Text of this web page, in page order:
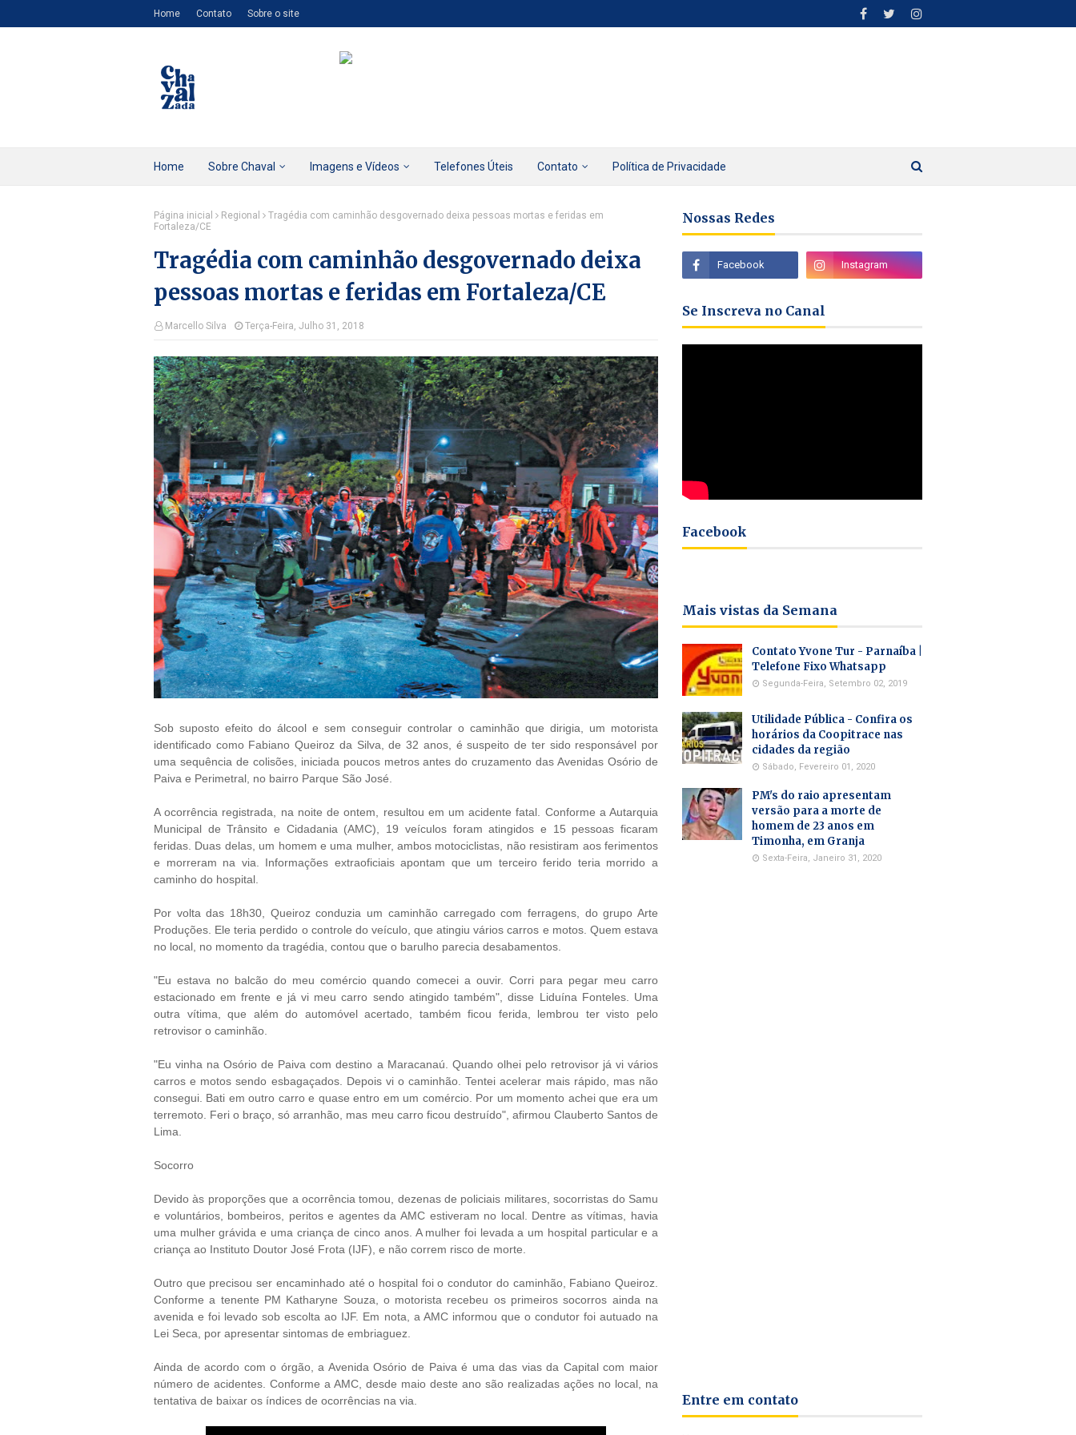
Home Contato Sobre o site
Home Sobre Chaval Imagens e Vídeos Telefones Úteis Contato Política de Privacidade
Página inicial Regional
Tragédia com caminhão desgovernado deixa pessoas mortas e feridas em
Fortaleza/CE
Tragédia com caminhão desgovernado deixa
pessoas mortas e feridas em Fortaleza/CE
Marcello Silva Terça-Feira, Julho 31, 2018
Sob suposto efeito do álcool e sem conseguir controlar o caminhão que dirigia, um motorista
identificado como Fabiano Queiroz da Silva, de 32 anos, é suspeito de ter sido responsável por
uma sequência de colisões, iniciada poucos metros antes do cruzamento das Avenidas Osório de
Paiva e Perimetral, no bairro Parque São José.
A ocorrência registrada, na noite de ontem, resultou em um acidente fatal. Conforme a Autarquia
Municipal de Trânsito e Cidadania (AMC), 19 veículos foram atingidos e 15 pessoas ficaram
feridas. Duas delas, um homem e uma mulher, ambos motociclistas, não resistiram aos ferimentos
e morreram na via. Informações extraoficiais apontam que um terceiro ferido teria morrido a
caminho do hospital.
Por volta das 18h30, Queiroz conduzia um caminhão carregado com ferragens, do grupo Arte
Produções. Ele teria perdido o controle do veículo, que atingiu vários carros e motos. Quem estava
no local, no momento da tragédia, contou que o barulho parecia desabamentos.
"Eu estava no balcão do meu comércio quando comecei a ouvir. Corri para pegar meu carro
estacionado em frente e já vi meu carro sendo atingido também", disse Liduína Fonteles. Uma
outra vítima, que além do automóvel acertado, também ficou ferida, lembrou ter visto pelo
retrovisor o caminhão.
"Eu vinha na Osório de Paiva com destino a Maracanaú. Quando olhei pelo retrovisor já vi vários
carros e motos sendo esbagaçados. Depois vi o caminhão. Tentei acelerar mais rápido, mas não
consegui. Bati em outro carro e quase entro em um comércio. Por um momento achei que era um
terremoto. Feri o braço, só arranhão, mas meu carro ficou destruído", afirmou Clauberto Santos de
Lima.
Socorro
Devido às proporções que a ocorrência tomou, dezenas de policiais militares, socorristas do Samu
e voluntários, bombeiros, peritos e agentes da AMC estiveram no local. Dentre as vítimas, havia
uma mulher grávida e uma criança de cinco anos. A mulher foi levada a um hospital particular e a
criança ao Instituto Doutor José Frota (IJF), e não correm risco de morte.
Outro que precisou ser encaminhado até o hospital foi o condutor do caminhão, Fabiano Queiroz.
Conforme a tenente PM Katharyne Souza, o motorista recebeu os primeiros socorros ainda na
avenida e foi levado sob escolta ao IJF. Em nota, a AMC informou que o condutor foi autuado na
Lei Seca, por apresentar sintomas de embriaguez.
Ainda de acordo com o órgão, a Avenida Osório de Paiva é uma das vias da Capital com maior
número de acidentes. Conforme a AMC, desde maio deste ano são realizadas ações no local, na
tentativa de baixar os índices de ocorrências na via.
Nossas Redes
Se Inscreva no Canal
Facebook
Mais vistas da Semana
Contato Yvone Tur - Parnaíba |
Telefone Fixo Whatsapp
Segunda-Feira, Setembro 02, 2019
Utilidade Pública - Confira os
horários da Coopitrace nas
cidades da região
Sábado, Fevereiro 01, 2020
PM's do raio apresentam
versão para a morte de
homem de 23 anos em
Timonha, em Granja
Sexta-Feira, Janeiro 31, 2020
Entre em contato